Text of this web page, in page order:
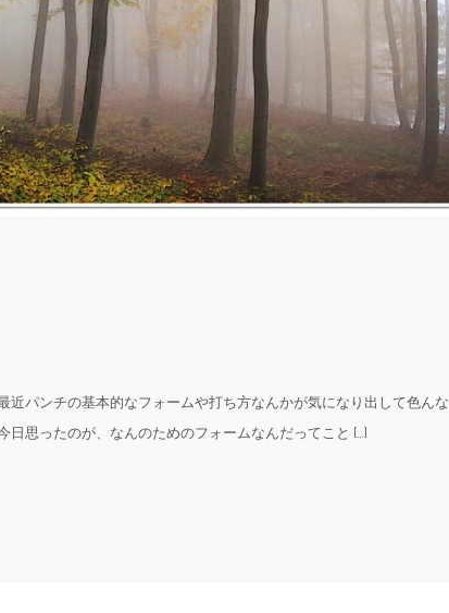
パンチの基本的なフォームや打ち方なんかが気になり出して色んな
思ったのが、なんのためのフォームなんだってこと […]